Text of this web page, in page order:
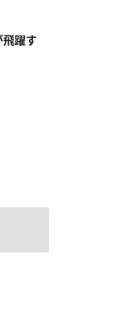
躍す